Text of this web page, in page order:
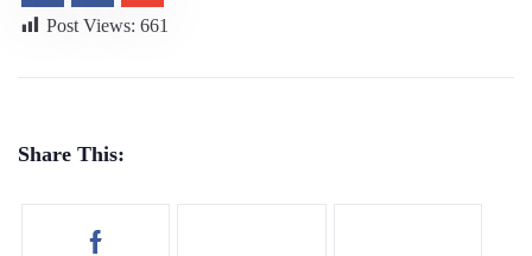
Post Views: 661
Share This: